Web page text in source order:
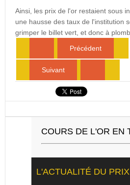
Ainsi, les prix de l'or restaient sous
une hausse des taux de l'institution
grimper le billet vert, et donc à
Précédent
Suivant
COURS DE L'OR EN
L'ACTUALITÉ DU